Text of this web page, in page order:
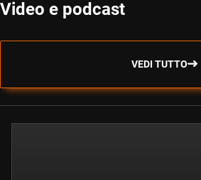
Video e podcast
VEDI TUTTO